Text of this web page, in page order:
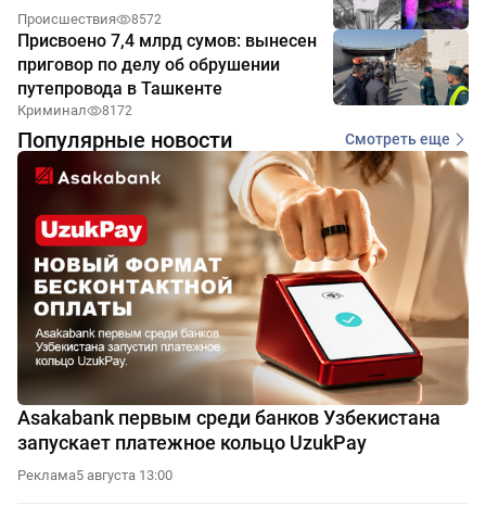
Происшествия 8572
Присвоено 7,4 млрд сумов: вынесен
приговор по делу об обрушении
путепровода в Ташкенте
Криминал 8172
Популярные новости Смотреть еще
Asakabank первым среди банков Узбекистана
запускает платежное кольцо UzukPay
Реклама5 августа 13:00